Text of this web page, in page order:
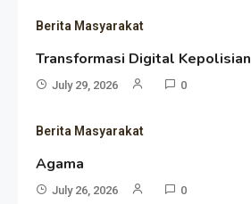
Berita Masyarakat
Transformasi Digital Kepolisian
July 29, 2026 0
Berita Masyarakat
Agama
July 26, 2026 0